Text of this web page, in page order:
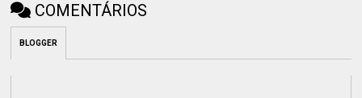
COMENTÁRIOS
BLOGGER